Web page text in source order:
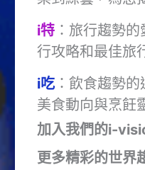
i特：旅行趨勢的
行攻略和最佳旅
i吃：飲食趨勢的
美食動向與烹飪
加入我們的i-
更多精彩的世界